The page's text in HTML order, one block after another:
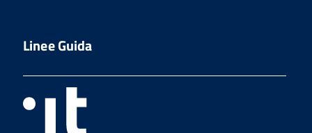
Linee Guida